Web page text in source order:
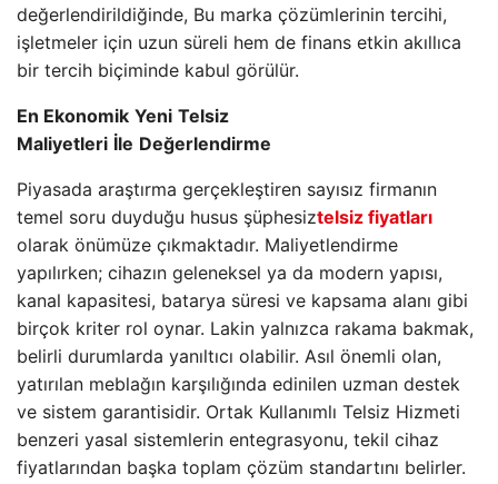
değerlendirildiğinde, Bu marka çözümlerinin tercihi,
işletmeler için uzun süreli hem de finans etkin akıllıca
bir tercih biçiminde kabul görülür.
En Ekonomik Yeni Telsiz
Maliyetleri İle Değerlendirme
Piyasada araştırma gerçekleştiren sayısız firmanın
temel soru duyduğu husus şüphesiztelsiz fiyatları
olarak önümüze çıkmaktadır. Maliyetlendirme
yapılırken; cihazın geleneksel ya da modern yapısı,
kanal kapasitesi, batarya süresi ve kapsama alanı gibi
birçok kriter rol oynar. Lakin yalnızca rakama bakmak,
belirli durumlarda yanıltıcı olabilir. Asıl önemli olan,
yatırılan meblağın karşılığında edinilen uzman destek
ve sistem garantisidir. Ortak Kullanımlı Telsiz Hizmeti
benzeri yasal sistemlerin entegrasyonu, tekil cihaz
fiyatlarından başka toplam çözüm standartını belirler.